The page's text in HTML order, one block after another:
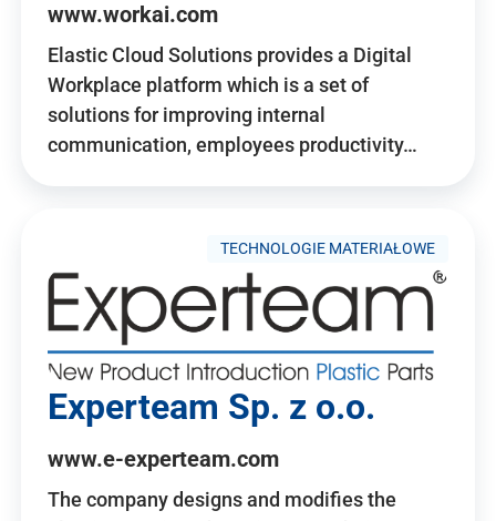
www.workai.com
Elastic Cloud Solutions provides a Digital
Workplace platform which is a set of
solutions for improving internal
communication, employees productivity…
TECHNOLOGIE MATERIAŁOWE
Experteam Sp. z o.o.
www.e-experteam.com
The company designs and modifies the